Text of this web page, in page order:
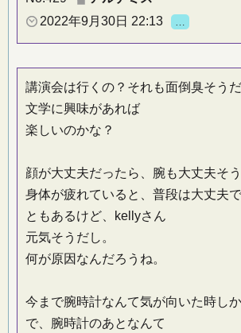
2022年9月30日 22:13
講演会は行くの？それも面倒臭そう
文学に興味があれば
楽しいのかな？
顔が大丈夫だったら、腕も大丈夫そう
身体が疲れていると、普段は大丈夫
ともあるけど、kellyさん
元気そうだし。
何が原因なんだろうね。
今まで腕時計なんて気が向いた時し
で、腕時計のあとなんて